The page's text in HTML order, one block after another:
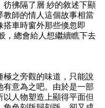
彿隔了層 紗的敘述下顯
師的情人這個故事相當
車時窗外那些倏忽即
，總會給人想繼續瞧下去
之旁觀的味道，只能說
意為之吧。由於是一部
以人物塑造上顯得平面但